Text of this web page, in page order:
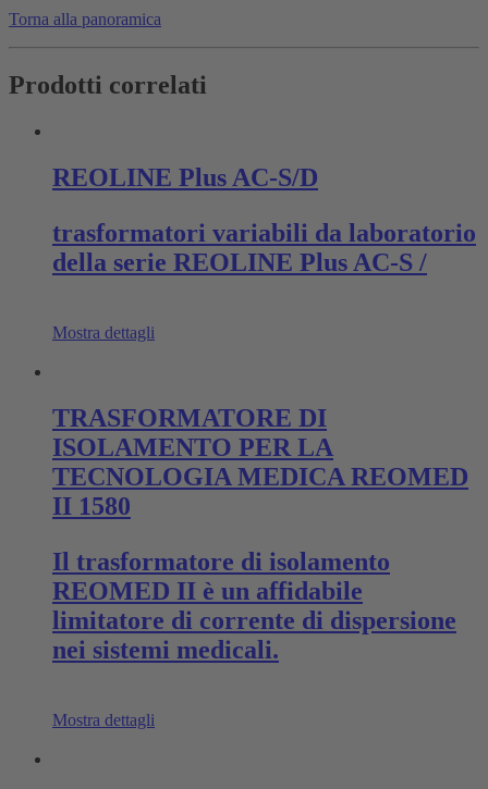
Torna alla panoramica
Prodotti correlati
REOLINE Plus AC-S/D
trasformatori variabili da laboratorio
della serie REOLINE Plus AC-S /
Mostra dettagli
TRASFORMATORE DI
ISOLAMENTO PER LA
TECNOLOGIA MEDICA REOMED
II 1580
Il trasformatore di isolamento
REOMED II è un affidabile
limitatore di corrente di dispersione
nei sistemi medicali.
Mostra dettagli